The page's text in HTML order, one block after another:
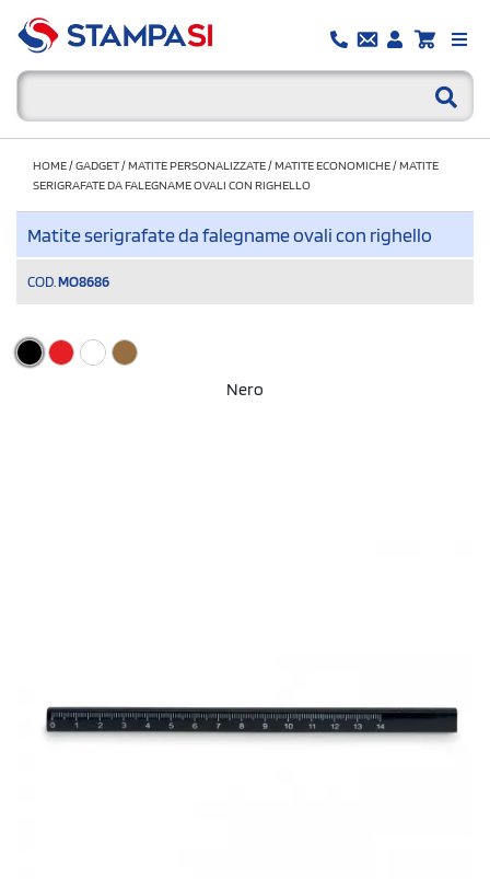
HOME/GADGET/MATITE PERSONALIZZATE/MATITE ECONOMICHE/MATITE
SERIGRAFATE DA FALEGNAME OVALI CON RIGHELLO
Matite serigrafate da falegname ovali con righello
COD. MO8686
Nero